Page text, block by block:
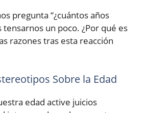
pregunta “¿cuántos años
tensarnos un poco. ¿Por qué es
razones tras esta reacción
Sobre la Edad
edad active juicios